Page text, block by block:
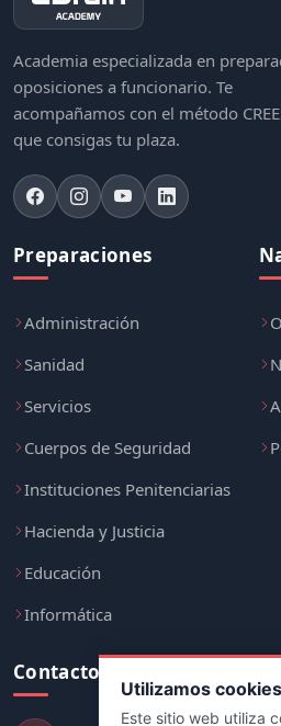
Utilizamos cookies
Este sitio web utiliza
Academia especializada en
oposiciones a funcionario. Te
acompañamos con el método
que consigas tu plaza.
Preparaciones
Administración
Sanidad
Servicios
Cuerpos de Seguridad
Instituciones Penitenciarias
Hacienda y Justicia
Educación
Informática
Contacto